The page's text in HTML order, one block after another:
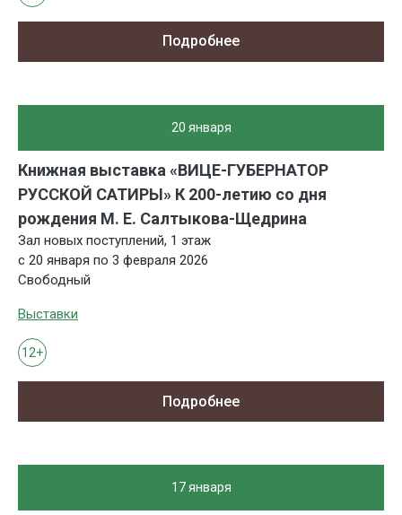
Подробнее
20 января
Книжная выставка «ВИЦЕ-ГУБЕРНАТОР
РУССКОЙ САТИРЫ» К 200-летию со дня
рождения М. Е. Салтыкова-Щедрина
Зал новых поступлений, 1 этаж
с 20 января по 3 февраля 2026
Свободный
Выставки
12+
Подробнее
17 января